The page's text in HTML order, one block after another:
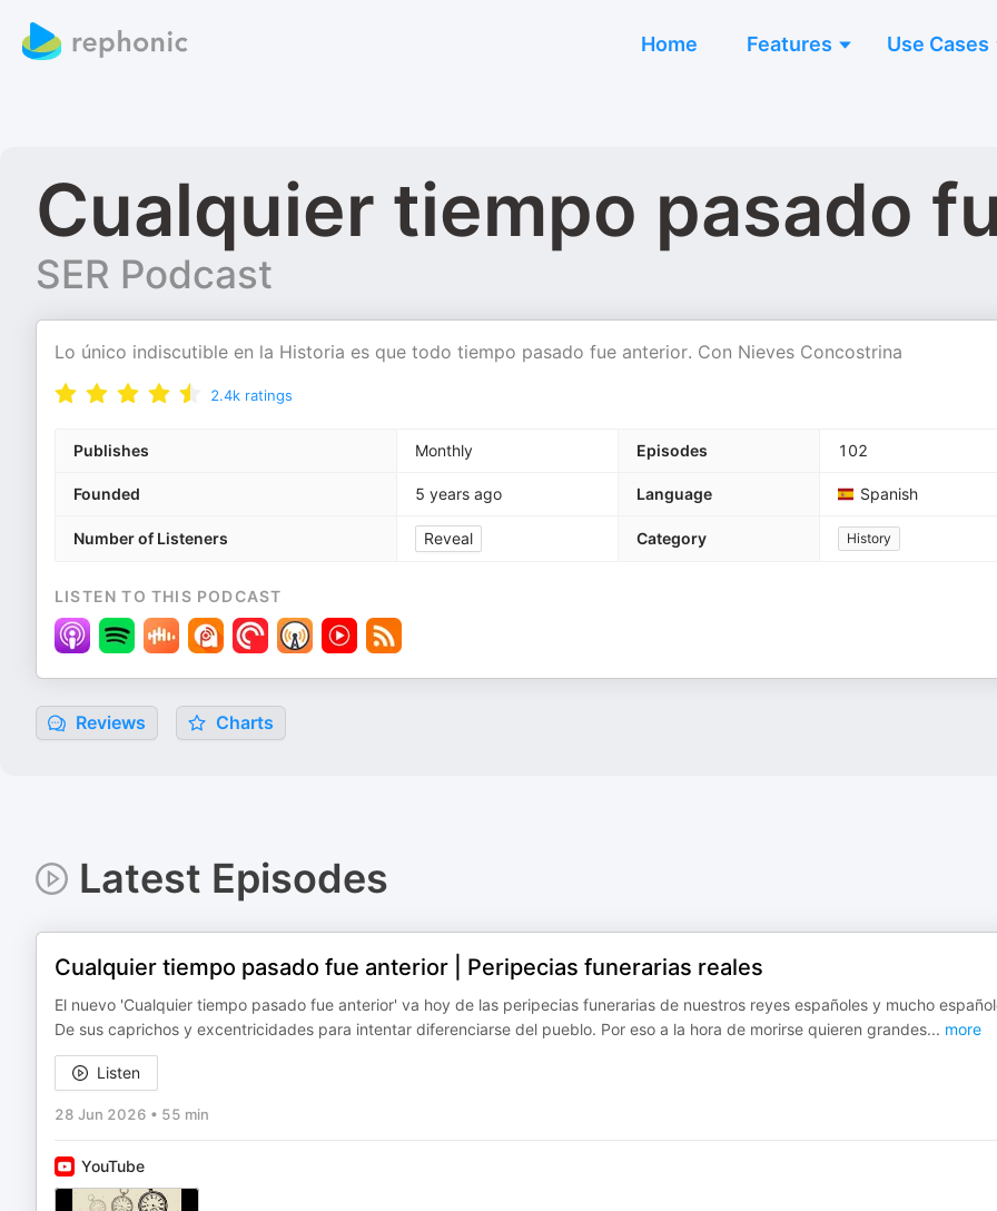
Home Features Use Cases
Cualquier tiempo pasado
SER Podcast
Lo único indiscutible en la Historia es que todo tiempo pasado fue anterior. Con Nieves Concostrina
2.4k ratings
Publishes Monthly Episodes 102
Founded 5 years ago Language Spanish
Number of Listeners Reveal Category History
LISTEN TO THIS PODCAST
Reviews Charts
Latest Episodes
Cualquier tiempo pasado fue anterior | Peripecias funerarias reales
El nuevo 'Cualquier tiempo pasado fue anterior' va hoy de las peripecias funerarias de nuestros reyes españoles y mucho
De sus caprichos y excentricidades para intentar diferenciarse del pueblo. Por eso a la hora de morirse quieren grandes... more
Listen
28 Jun 2026 • 55 min
YouTube